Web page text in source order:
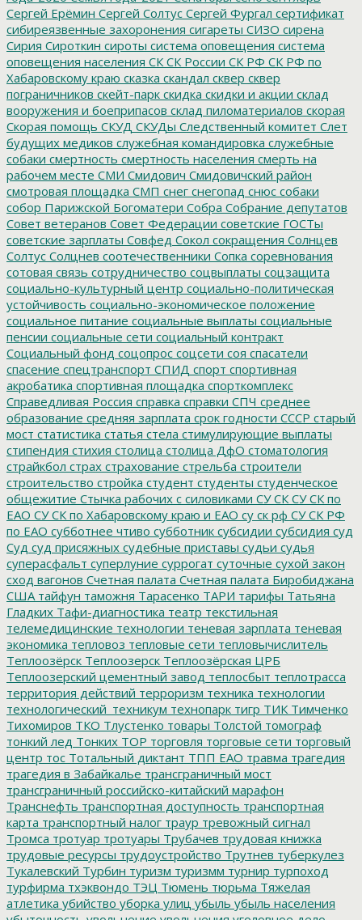
Сергей Ерёмин Сергей Солтус Сергей Фургал сертификат
сибиреязвенные захоронения сигареты СИЗО сирена
Сирия Сироткин сироты система оповещения система
оповещения населения СК СК России СК РФ СК РФ по
Хабаровскому краю сказка скандал сквер сквер
пограничников скейт-парк скидка скидки и акции склад
вооружения и боеприпасов склад пиломатериалов скорая
Скорая помощь СКУД СКУДы Следственный комитет Слет
будущих медиков служебная командировка служебные
собаки смертность смертность населения смерть на
рабочем месте СМИ Смидович Смидовичский район
смотровая площадка СМП снег снегопад снюс собаки
собор Парижской Богоматери Собра Собрание депутатов
Совет ветеранов Совет Федерации советские ГОСТы
советские зарплаты Совфед Сокол сокращения Солнцев
Солтус Солцнев соотечественники Сопка соревнования
сотовая связь сотрудничество соцвыплаты соцзащита
социально-культурный центр социально-политическая
устойчивость социально-экономическое положение
социальное питание социальные выплаты социальные
пенсии социальные сети социальный контракт
Социальный фонд соцопрос соцсети соя спасатели
спасение спецтранспорт СПИД спорт спортивная
акробатика спортивная площадка спорткомплекс
Справедливая Россия справка справки СПЧ среднее
образование средняя зарплата срок годности СССР старый
мост статистика статья стела стимулирующие выплаты
стипендия стихия столица столица ДфО стоматология
страйкбол страх страхование стрельба строители
строительство стройка студент студенты студенческое
общежитие Стычка рабочих с силовиками СУ СК СУ СК по
ЕАО СУ СК по Хабаровскому краю и ЕАО су ск рф СУ СК РФ
по ЕАО субботнее чтиво субботник субсидии субсидия суд
Суд суд присяжных судебные приставы судьи судья
суперасфальт суперлуние суррогат суточные сухой закон
сход вагонов Счетная палата Счетная палата Биробиджана
США тайфун таможня Тарасенко ТАРИ тарифы Татьяна
Гладких Тафи-диагностика театр текстильная
телемедицинские технологии теневая зарплата теневая
экономика тепловоз тепловые сети тепловычислитель
Теплоозёрск Теплоозерск Теплоозёрская ЦРБ
Теплоозерский цементный завод теплосбыт теплотрасса
территория действий терроризм техника технологии
технологический_техникум технопарк тигр ТИК Тимченко
Тихомиров ТКО Тлустенко товары Толстой томограф
тонкий лед Тонких ТОР торговля торговые сети торговый
центр тос Тотальный диктант ТПП ЕАО травма трагедия
трагедия в Забайкалье трансграничный мост
трансграничный российско-китайский марафон
Транснефть транспортная доступность транспортная
карта транспортный налог траур тревожный сигнал
Тромса тротуар тротуары Трубачев трудовая книжка
трудовые ресурсы трудоустройство Трутнев туберкулез
Тукалевский Турбин туризм туризмм турнир турпоход
турфирма тхэквондо ТЭЦ Тюмень тюрьма Тяжелая
атлетика убийство уборка улиц убыль убыль населения